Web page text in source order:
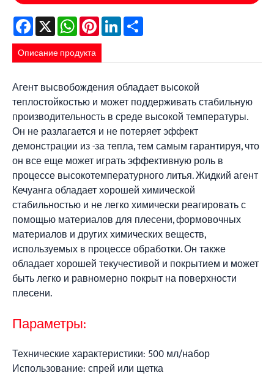
Facebook
X WhatsAppPinterestLinkedIn
Описание продукта
Агент высвобождения обладает высокой
теплостойкостью и может поддерживать стабильную
производительность в среде высокой температуры.
Он не разлагается и не потеряет эффект
демонстрации из -за тепла, тем самым гарантируя, что
он все еще может играть эффективную роль в
процессе высокотемпературного литья. Жидкий агент
Кечуанга обладает хорошей химической
стабильностью и не легко химически реагировать с
помощью материалов для плесени, формовочных
материалов и других химических веществ,
используемых в процессе обработки. Он также
обладает хорошей текучестивой и покрытием и может
быть легко и равномерно покрыт на поверхности
плесени.
Параметры:
Технические характеристики: 500 мл/набор
Использование: спрей или щетка